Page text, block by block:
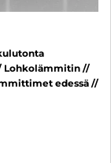
Lohkolämmitin //
edessä //